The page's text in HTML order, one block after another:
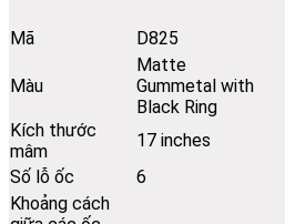
Mã D825
Màu
Matte
Gummetal with
Black Ring
Kích thước
mâm
17 inches
Số lỗ ốc
6
Khoảng cách